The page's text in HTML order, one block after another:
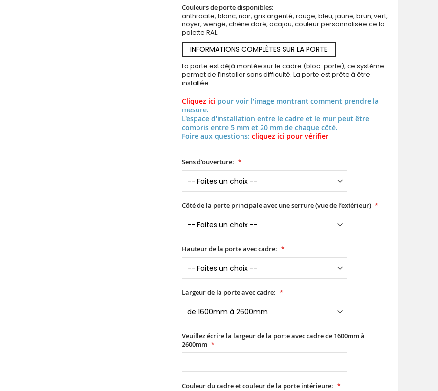
Couleurs de porte disponibles:
anthracite, blanc, noir, gris argenté, rouge, bleu, jaune, brun, vert,
noyer, wengé, chêne doré, acajou, couleur personnalisée de la
palette RAL
INFORMATIONS COMPLÈTES SUR LA PORTE
La porte est déjà montée sur le cadre (bloc-porte), ce système
permet de l’installer sans difficulté. La porte est prête à être
installée.
Cliquez ici pour voir l’image montrant comment prendre la
mesure.
L'espace d'installation entre le cadre et le mur peut être
compris entre 5 mm et 20 mm de chaque côté.
Foire aux questions:cliquez ici pour vérifier
Sens d'ouverture:
Côté de la porte principale avec une serrure (vue de l’extérieur)
Hauteur de la porte avec cadre:
Largeur de la porte avec cadre:
Veuillez écrire la largeur de la porte avec cadre de 1600mm à
2600mm
Couleur du cadre et couleur de la porte intérieure: